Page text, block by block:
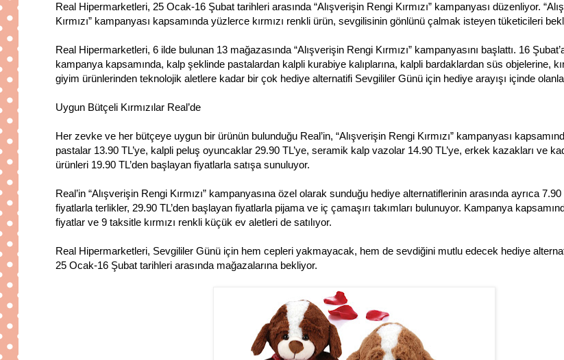
Real Hipermarketleri, 25 Ocak-16 Şubat tarihleri arasında “Alışverişin Rengi Kırmızı” kampanyası düzenliyor.
Kırmızı” kampanyası kapsamında yüzlerce kırmızı renkli ürün, sevgilisinin gönlünü çalmak isteyen tüketicileri
Real Hipermarketleri, 6 ilde bulunan 13 mağazasında “Alışverişin Rengi Kırmızı” kampanyasını başlattı. 16
kampanya kapsamında, kalp şeklinde pastalardan kalpli kurabiye kalıplarına, kalpli bardaklardan süs objelerine,
giyim ürünlerinden teknolojik aletlere kadar bir çok hediye alternatifi Sevgililer Günü için hediye arayışı içinde
Uygun Bütçeli Kırmızılar Real’de
Her zevke ve her bütçeye uygun bir ürünün bulunduğu Real’in, “Alışverişin Rengi Kırmızı” kampanyası
pastalar 13.90 TL’ye, kalpli peluş oyuncaklar 29.90 TL’ye, seramik kalp vazolar 14.90 TL’ye, erkek kazakları ve
ürünleri 19.90 TL’den başlayan fiyatlarla satışa sunuluyor.
Real’in “Alışverişin Rengi Kırmızı” kampanyasına özel olarak sunduğu hediye alternatiflerinin arasında ayrıca
fiyatlarla terlikler, 29.90 TL’den başlayan fiyatlarla pijama ve iç çamaşırı takımları bulunuyor. Kampanya
fiyatlar ve 9 taksitle kırmızı renkli küçük ev aletleri de satılıyor.
Real Hipermarketleri, Sevgililer Günü için hem cepleri yakmayacak, hem de sevdiğini mutlu edecek hediye
25 Ocak-16 Şubat tarihleri arasında mağazalarına bekliyor.